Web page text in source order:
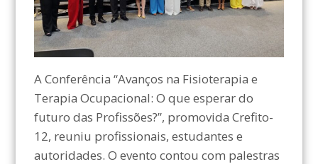
A Conferência “Avanços na Fisioterapia e
Terapia Ocupacional: O que esperar do
futuro das Profissões?”, promovida Crefito-
12, reuniu profissionais, estudantes e
autoridades. O evento contou com palestras